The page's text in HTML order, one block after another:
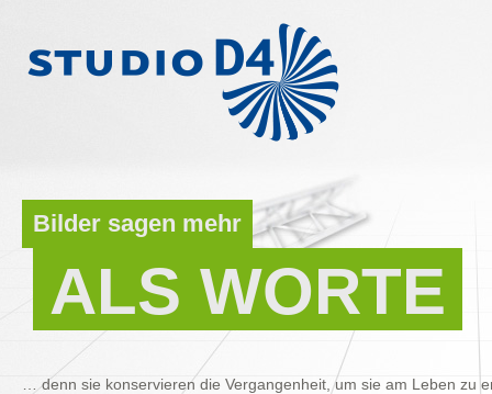
Bilder sagen mehr
ALS WORTE
… denn sie konservieren die Vergangenheit, um sie am Leben